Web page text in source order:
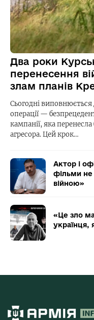
Два роки
перенесення
злам планів
Сьогодні виповнюється
операції —
кампанії, яка
агресора. Цей крок…
Актор і
фільми не
війною»
«Це зло
українця,